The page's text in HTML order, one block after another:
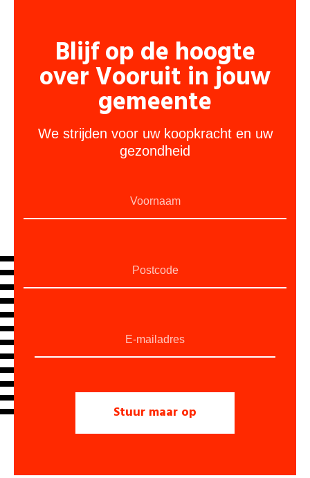
Blijf op de hoogte
over Vooruit in jouw
gemeente
We strijden voor uw koopkracht en uw
gezondheid